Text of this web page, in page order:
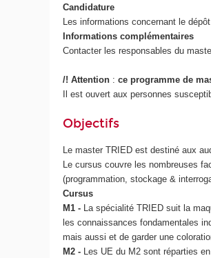
Candidature
Les informations concernant le
Informations complémentaires
Contacter les responsables du
/! Attention :ce programme de
Il est ouvert aux personnes
Objectifs
Le master TRIED est destiné aux
Le cursus couvre les nombreuses
(programmation, stockage &
Cursus
M1 - La spécialité TRIED suit la
les connaissances fondamentales
mais aussi et de garder une
M2 - Les UE du M2 sont réparties